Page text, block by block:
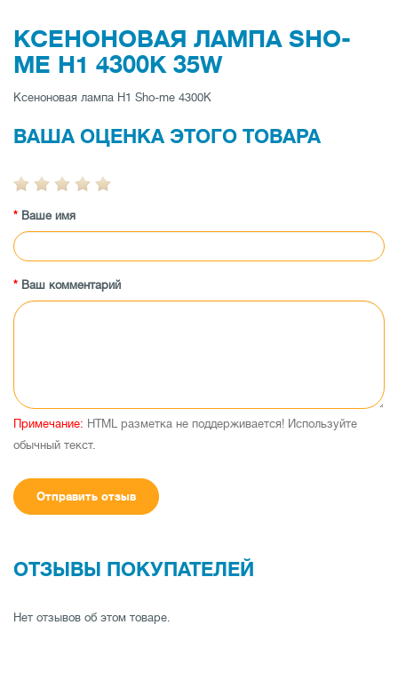
КСЕНОНОВАЯ ЛАМПА SHO-
ME H1 4300K 35W
Ксеноновая лампа H1 Sho-me 4300K
ВАША ОЦЕНКА ЭТОГО ТОВАРА
Ваше имя
Ваш комментарий
Примечание: HTML разметка не поддерживается! Используйте
обычный текст.
Отправить отзыв
ОТЗЫВЫ ПОКУПАТЕЛЕЙ
Нет отзывов об этом товаре.